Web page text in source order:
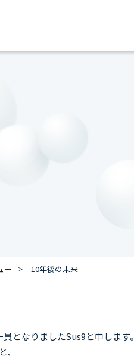
ー 10年後の未来
となりましたSus9と申します。